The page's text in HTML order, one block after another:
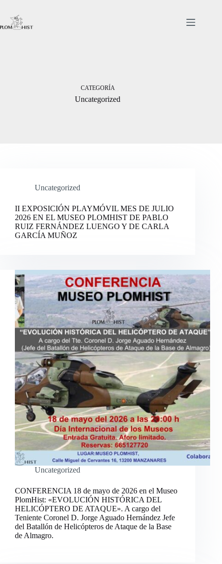
contenido
CATEGORÍA
Uncategorized
Uncategorized
II EXPOSICIÓN PLAYMÓVIL MES DE JULIO
2026 EN EL MUSEO PLOMHIST DE PABLO
RUIZ FERNÁNDEZ LUENGO Y DE CARLA
GARCÍA MUÑOZ
Uncategorized
CONFERENCIA 18 de mayo de 2026 en el Museo
PlomHist: «EVOLUCIÓN HISTÓRICA DEL
HELICÓPTERO DE ATAQUE». A cargo del
Teniente Coronel D. Jorge Aguado Hernández Jefe
del Batallón de Helicópteros de Ataque de la Base
de Almagro.